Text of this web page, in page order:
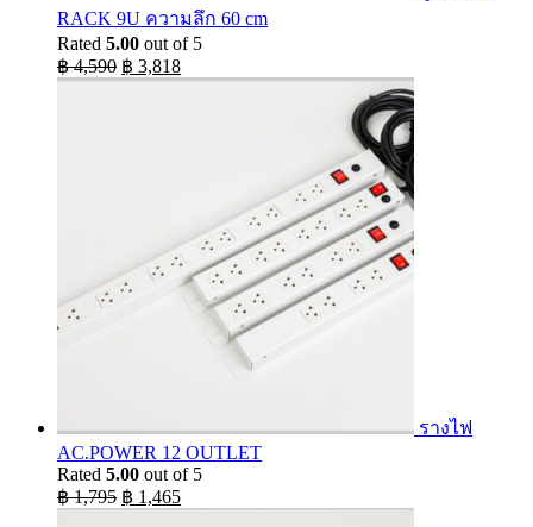
RACK 9U ความลึก 60 cm
Rated 5.00 out of 5
฿4,590 Original
price
฿ 3,818Current
price
รางไฟ
AC.POWER 12 OUTLET
Rated 5.00 out of 5
฿1,795 Original
price
฿ 1,465Current
price